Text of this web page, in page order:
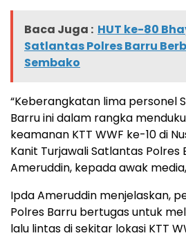
Baca Juga : HUT ke-80
Satlantas Polres Barru
Sembako
“Keberangkatan lima personel
Barru ini dalam rangka
keamanan KTT WWF ke-10 di
Kanit Turjawali Satlantas Polres
Ameruddin, kepada awak
Ipda Ameruddin menjelaskan,
Polres Barru bertugas untuk
lalu lintas di sekitar lokasi KTT